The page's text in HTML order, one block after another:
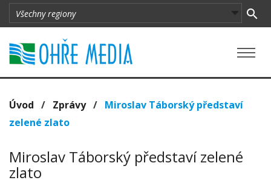
Úvod / Zprávy/ Miroslav Táborský představí
zelené zlato
Miroslav Táborský představí zelené
zlato